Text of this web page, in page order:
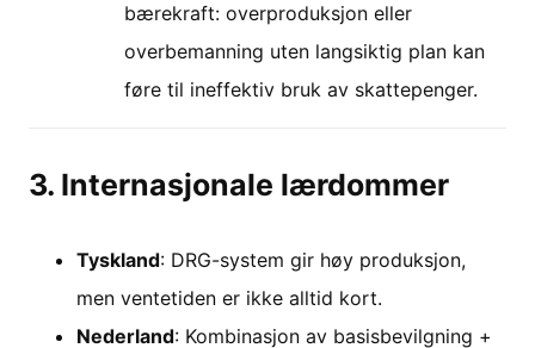
bærekraft: overproduksjon eller
overbemanning uten langsiktig plan kan
føre til ineffektiv bruk av skattepenger.
3. Internasjonale lærdommer
Tyskland: DRG-system gir høy produksjon,
men ventetiden er ikke alltid kort.
Nederland: Kombinasjon av basisbevilgning +